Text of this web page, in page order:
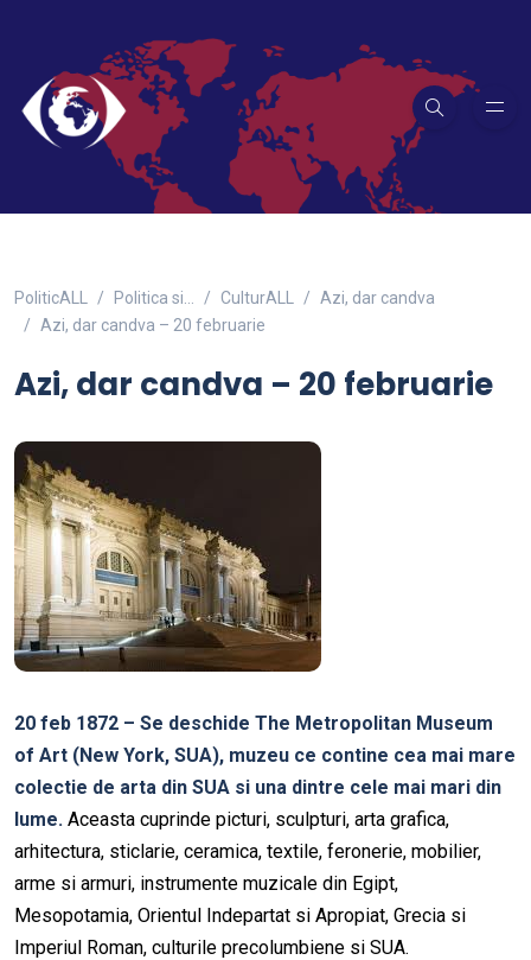
PoliticALL Politica si… CulturALL
Azi, dar candva
Azi, dar candva – 20 februarie
Azi, dar candva – 20 februarie
20 feb 1872 – Se deschide The Metropolitan Museum
of Art (New York, SUA), muzeu ce contine cea mai mare
colectie de arta din SUA si una dintre cele mai mari din
lume. Aceasta cuprinde picturi, sculpturi, arta grafica,
arhitectura, sticlarie, ceramica, textile, feronerie, mobilier,
arme si armuri, instrumente muzicale din Egipt,
Mesopotamia, Orientul Indepartat si Apropiat, Grecia si
Imperiul Roman, culturile precolumbiene si SUA.